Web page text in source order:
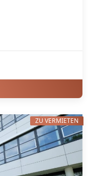
ZU VERMIETEN